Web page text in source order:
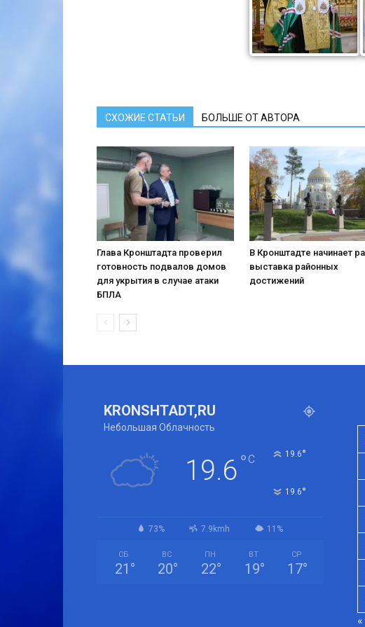
СХОЖИЕ СТАТЬИ БОЛЬШЕ ОТ АВТОРА
Глава Кронштадта проверил
готовность подвалов домов
для укрытия в случае атаки
БПЛА
В Кронштадте начинает
выставка районных
достижений
KRONSHTADT,RU
Небольшая Облачность
19.6°C 19.6°
19.6°
73% 7.9kmh 11%
СБ
21 °
ВС
20°
ПН
22°
ВТ
19°
СР
17°